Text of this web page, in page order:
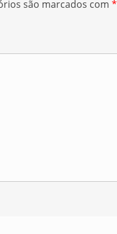
são marcados com *